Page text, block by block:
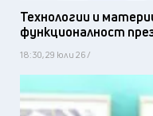
Технологии и
функционалност
18:30, 29 юли 26 /